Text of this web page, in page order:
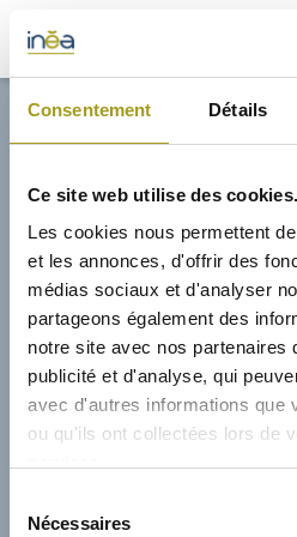
Consentement Détails
Ce site web utilise des cookies.
Les cookies nous permettent
et les annonces, d'offrir des
médias sociaux et d'analyser
partageons également des
notre site avec nos partenaires
publicité et d'analyse, qui
avec d'autres informations que
ou qu'ils ont collectées lors de
Nécessaires
ACTUS
INVESTISSEURS
PORTE-
GREEN BUILDING